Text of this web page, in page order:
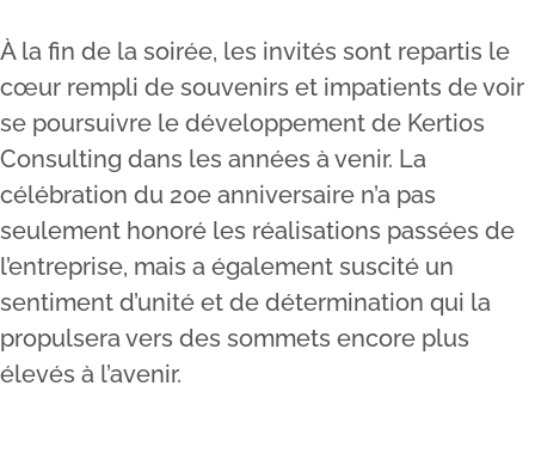
À la fin de la soirée, les invités sont repartis le
cœur rempli de souvenirs et impatients de voir
se poursuivre le développement de Kertios
Consulting dans les années à venir. La
célébration du 20e anniversaire n’a pas
seulement honoré les réalisations passées de
l’entreprise, mais a également suscité un
sentiment d’unité et de détermination qui la
propulsera vers des sommets encore plus
élevés à l’avenir.